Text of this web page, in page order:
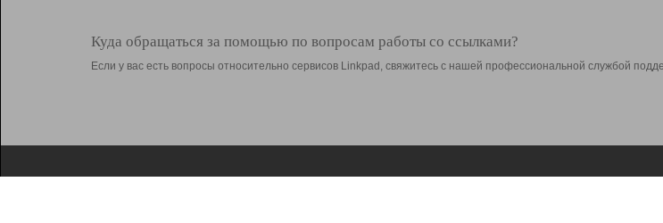
Куда обращаться за помощью по вопросам работы со ссылками?
Если у вас есть вопросы относительно сервисов Linkpad, свяжитесь с нашей профессиональной службой